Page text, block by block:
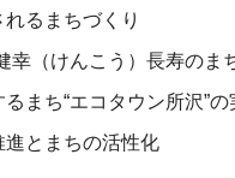
るまちづくり
幸（けんこう）長寿のま
まち“エコタウン所沢”の
進とまちの活性化